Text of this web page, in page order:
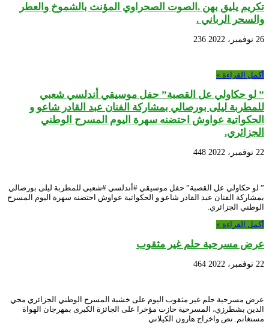
تكريم يليق بهن .الصوت الصحراوي المؤنث بالشموخ والعطر
والسحر الرباني .
26 نوفمبر، 2022 236
أكمل القراءة »
” لو حكاولي عل القصبة” حفل موسيقي أندلسي شعبي
للمطربة ليلى بورصالي بمشاركة الفنان عبد القادر شاعو و
الحكواتية عواوش احتضنه سهرة اليوم المسرح الوطني
الجزائري.
22 نوفمبر، 2022 448
” لو حكاولي عل القصبة” حفل موسيقي #أندلسي #شعبي للمطربة ليلى بورصالي
بمشاركة الفنان عبد القادر شاعو و الحكواتية عواوش احتضنه سهرة اليوم المسرح
الوطني الجزائري.
أكمل القراءة »
عرض مسرحية حلم غير مثقوب
22 نوفمبر، 2022 464
عرض مسرحية حلم غير مثقوب اليوم على خشبة المسرح الوطني الجزائري محي
الدين بشطرزي، المسرحية حازت مؤخرا على الجائزة الكبرى بمهرجان الهواة
مستغانم. نص واخراج هارون الكيلاني